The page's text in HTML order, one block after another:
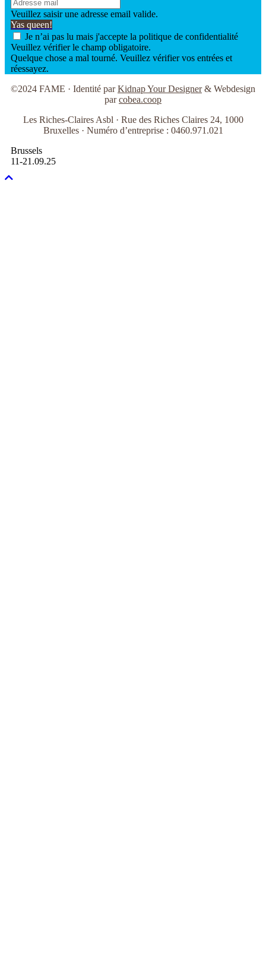
Veuillez saisir une adresse email valide.
Yas queen!
Je n’ai pas lu mais j'accepte la politique de confidentialité
Veuillez vérifier le champ obligatoire.
Quelque chose a mal tourné. Veuillez vérifier vos entrées et
réessayez.
©2024 FAME · Identité parKidnap Your Designer& Webdesign
parcobea.coop
Les Riches-Claires Asbl · Rue des Riches Claires 24, 1000
Bruxelles · Numéro d’entreprise : 0460.971.021
Brussels
11-21.09.25
Faire